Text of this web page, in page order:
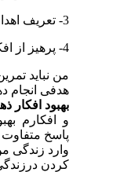
3- تعریف اهداف مشخص
4- پرهیز از افکار منفی درذهن
من نباید
هدفی انجام
بهبود افکار
و افکارم
پاسخ متفاوت
وارد زندگی
کردن